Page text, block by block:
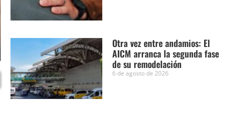
Otra vez entre andamios: El
AICM arranca la segunda fase
de su remodelación
6 de agosto de 2026